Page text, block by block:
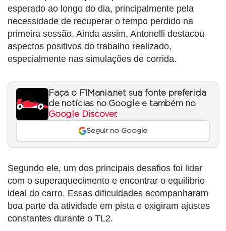
esperado ao longo do dia, principalmente pela
necessidade de recuperar o tempo perdido na
primeira sessão. Ainda assim, Antonelli destacou
aspectos positivos do trabalho realizado,
especialmente nas simulações de corrida.
Faça o F1Mania.net sua fonte preferida
de notícias no Google e também no
Google Discover.
Seguir no Google
Segundo ele, um dos principais desafios foi lidar
com o superaquecimento e encontrar o equilíbrio
ideal do carro. Essas dificuldades acompanharam
boa parte da atividade em pista e exigiram ajustes
constantes durante o TL2.